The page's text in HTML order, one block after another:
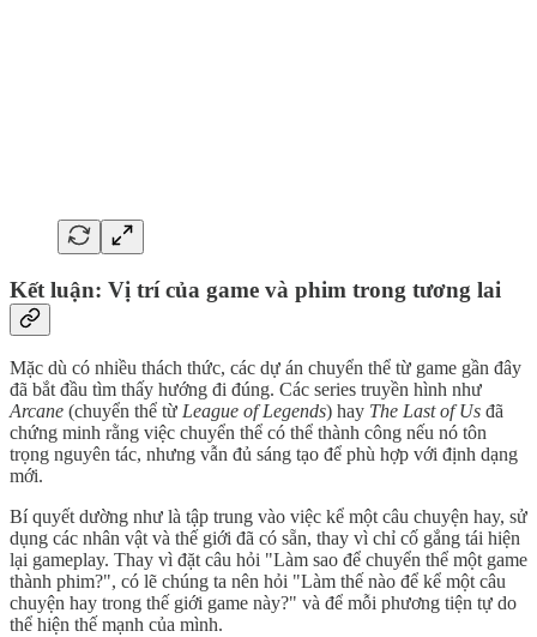
Kết luận: Vị trí của game và phim trong tương lai
Mặc dù có nhiều thách thức, các dự án chuyển thể từ game gần đây
đã bắt đầu tìm thấy hướng đi đúng. Các series truyền hình như
Arcane (chuyển thể từ League of Legends) hay The Last of Us đã
chứng minh rằng việc chuyển thể có thể thành công nếu nó tôn
trọng nguyên tác, nhưng vẫn đủ sáng tạo để phù hợp với định dạng
mới.
Bí quyết dường như là tập trung vào việc kể một câu chuyện hay, sử
dụng các nhân vật và thế giới đã có sẵn, thay vì chỉ cố gắng tái hiện
lại gameplay. Thay vì đặt câu hỏi "Làm sao để chuyển thể một game
thành phim?", có lẽ chúng ta nên hỏi "Làm thế nào để kể một câu
chuyện hay trong thế giới game này?" và để mỗi phương tiện tự do
thể hiện thế mạnh của mình.